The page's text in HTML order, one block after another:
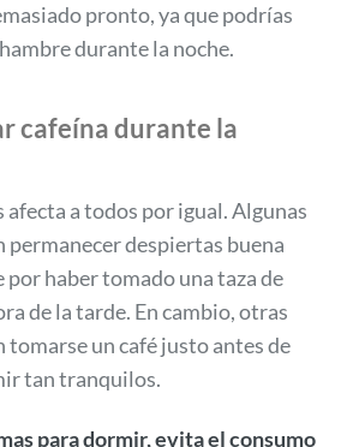
pronto, ya que podrías
durante la noche.
cafeína durante la
afecta a todos por igual. Algunas
permanecer despiertas buena
por haber tomado una taza de
de la tarde. En cambio, otras
tomarse un café justo antes de
tan tranquilos.
para dormir, evita el consumo